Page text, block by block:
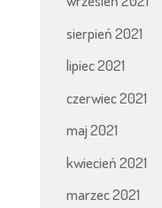
sierpień 2021
lipiec 2021
czerwiec 2021
maj 2021
kwiecień 2021
marzec 2021